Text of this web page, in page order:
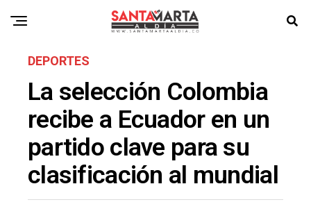
DEPORTES
La selección Colombia
recibe a Ecuador en un
partido clave para su
clasificación al mundial